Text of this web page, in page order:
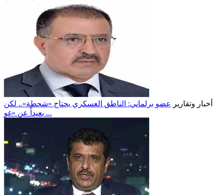
أخبار وتقارير
عضو برلماني: الناطق العسكري يحتاج «شحطة».. لكن
بعيداً عن «غو ...